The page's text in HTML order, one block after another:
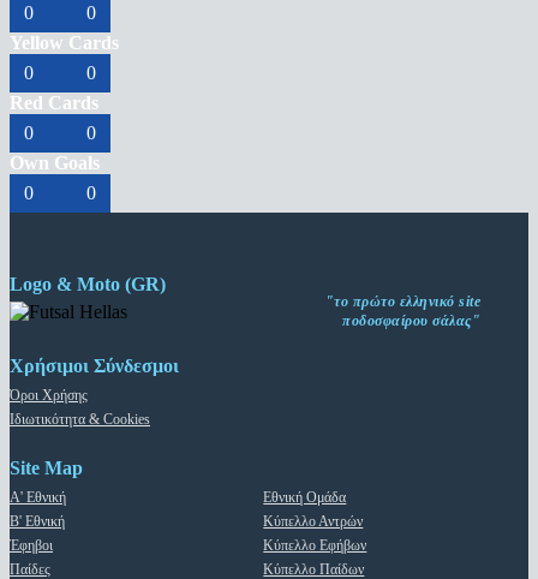
0
0
Yellow Cards
0
0
Red Cards
0
0
Own Goals
0
0
Logo & Moto (GR)
"το πρώτο ελληνικό site
ποδοσφαίρου σάλας"
Χρήσιμοι Σύνδεσμοι
Όροι Χρήσης
Ιδιωτικότητα & Cookies
Site Map
Α' Εθνική
Β' Εθνική
Έφηβοι
Παίδες
Εθνική Ομάδα
Κύπελλο Αντρών
Κύπελλο Εφήβων
Κύπελλο Παίδων